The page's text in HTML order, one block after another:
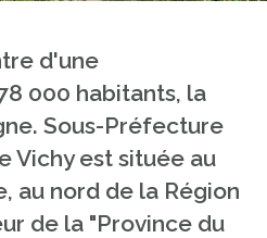
d'une
000 habitants, la
Sous-Préfecture
Vichy est située au
au nord de la Région
de la "Province du